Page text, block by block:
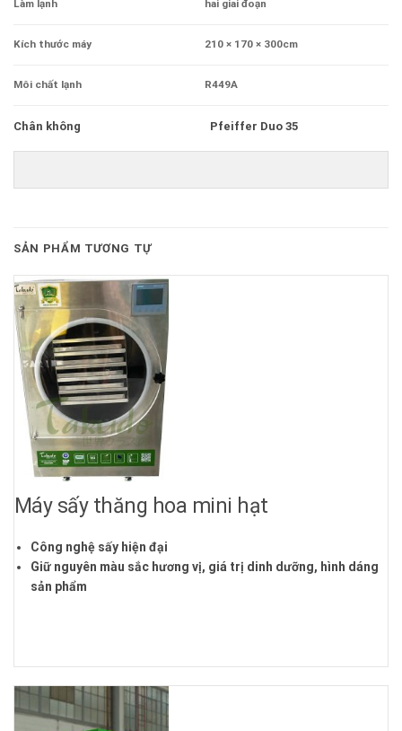
Làm lạnh hai giai đoạn
Kích thước máy 210 × 170 × 300cm
Môi chất lạnh R449A
Chân không Pfeiffer Duo 35
SẢN PHẨM TƯƠNG TỰ
Máy sấy thăng hoa mini hạt
Công nghệ sấy hiện đại
Giữ nguyên màu sắc hương vị, giá trị dinh dưỡng, hình dáng
sản phẩm